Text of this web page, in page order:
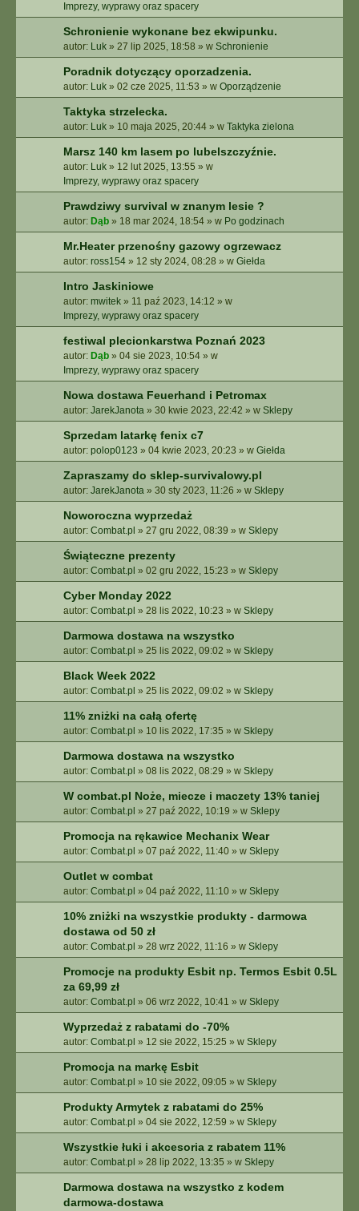
Z
W
Imprezy, wyprawy oraz spacery
Schronienie wykonane bez ekwipunku.
autor: Luk » 27 lip 2025, 18:58 » w Schronienie
Poradnik dotyczący oporzadzenia.
autor: Luk » 02 cze 2025, 11:53 » w Oporządzenie
Taktyka strzelecka.
autor: Luk » 10 maja 2025, 20:44 » w Taktyka zielona
Marsz 140 km lasem po lubelszczyźnie.
autor: Luk » 12 lut 2025, 13:55 » w
Imprezy, wyprawy oraz spacery
Prawdziwy survival w znanym lesie ?
autor: Dąb » 18 mar 2024, 18:54 » w Po godzinach
Mr.Heater przenośny gazowy ogrzewacz
autor: ross154 » 12 sty 2024, 08:28 » w Giełda
Intro Jaskiniowe
autor: mwitek » 11 paź 2023, 14:12 » w
Imprezy, wyprawy oraz spacery
festiwal plecionkarstwa Poznań 2023
autor: Dąb » 04 sie 2023, 10:54 » w
Imprezy, wyprawy oraz spacery
Nowa dostawa Feuerhand i Petromax
autor: JarekJanota » 30 kwie 2023, 22:42 » w Sklepy
Sprzedam latarkę fenix c7
autor: polop0123 » 04 kwie 2023, 20:23 » w Giełda
Zapraszamy do sklep-survivalowy.pl
autor: JarekJanota » 30 sty 2023, 11:26 » w Sklepy
Noworoczna wyprzedaż
autor: Combat.pl » 27 gru 2022, 08:39 » w Sklepy
Świąteczne prezenty
autor: Combat.pl » 02 gru 2022, 15:23 » w Sklepy
Cyber Monday 2022
autor: Combat.pl » 28 lis 2022, 10:23 » w Sklepy
Darmowa dostawa na wszystko
autor: Combat.pl » 25 lis 2022, 09:02 » w Sklepy
Black Week 2022
autor: Combat.pl » 25 lis 2022, 09:02 » w Sklepy
11% zniżki na całą ofertę
autor: Combat.pl » 10 lis 2022, 17:35 » w Sklepy
Darmowa dostawa na wszystko
autor: Combat.pl » 08 lis 2022, 08:29 » w Sklepy
W combat.pl Noże, miecze i maczety 13% taniej
autor: Combat.pl » 27 paź 2022, 10:19 » w Sklepy
Promocja na rękawice Mechanix Wear
autor: Combat.pl » 07 paź 2022, 11:40 » w Sklepy
Outlet w combat
autor: Combat.pl » 04 paź 2022, 11:10 » w Sklepy
10% zniżki na wszystkie produkty - darmowa
dostawa od 50 zł
autor: Combat.pl » 28 wrz 2022, 11:16 » w Sklepy
Promocje na produkty Esbit np. Termos Esbit 0.5L
za 69,99 zł
autor: Combat.pl » 06 wrz 2022, 10:41 » w Sklepy
Wyprzedaż z rabatami do -70%
autor: Combat.pl » 12 sie 2022, 15:25 » w Sklepy
Promocja na markę Esbit
autor: Combat.pl » 10 sie 2022, 09:05 » w Sklepy
Produkty Armytek z rabatami do 25%
autor: Combat.pl » 04 sie 2022, 12:59 » w Sklepy
Wszystkie łuki i akcesoria z rabatem 11%
autor: Combat.pl » 28 lip 2022, 13:35 » w Sklepy
Darmowa dostawa na wszystko z kodem
darmowa-dostawa